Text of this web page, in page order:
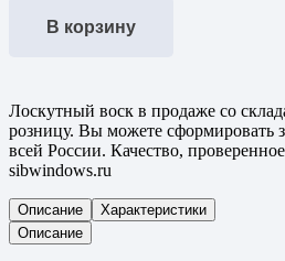
В корзину
Лоскутный воск в продаже со
розницу. Вы можете сформировать
всей России. Качество,
sibwindows.ru
Описание
Характеристики
Описание